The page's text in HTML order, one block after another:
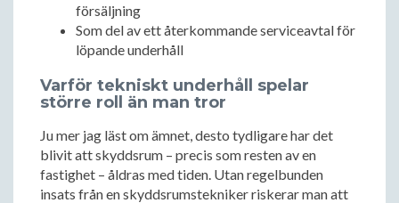
försäljning
Som del av ett återkommande serviceavtal för
löpande underhåll
Varför tekniskt underhåll spelar
större roll än man tror
Ju mer jag läst om ämnet, desto tydligare har det
blivit att skyddsrum – precis som resten av en
fastighet – åldras med tiden. Utan regelbunden
insats från en skyddsrumstekniker riskerar man att